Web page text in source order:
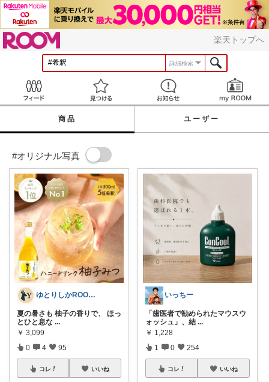
楽天トップへ
詳細検索
見つける お知らせ
商品 ユーザー
#オリジナル写真
ゆとりしかROOM🦌しかちゃんセレクト
夏の暑さも 柚子の香りで、 ほっ
とひと息な ...
￥ 3,099
0 4 95
コレ いいね
いっちー
「歯医者で勧められたマウスウ
ォッシュ」、結 ...
￥ 1,228
1 0 254
コレ いいね